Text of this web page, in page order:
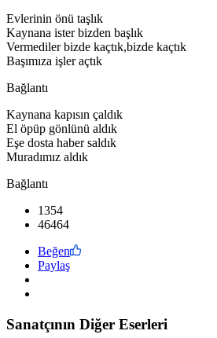
Evlerinin önü taşlık
Kaynana ister bizden başlık
Vermediler bizde kaçtık,bizde kaçtık
Başımıza işler açtık
Bağlantı
Kaynana kapısın çaldık
El öpüp gönlünü aldık
Eşe dosta haber saldık
Muradımız aldık
Bağlantı
1354
46464
Beğen
Paylaş
Sanatçının Diğer Eserleri